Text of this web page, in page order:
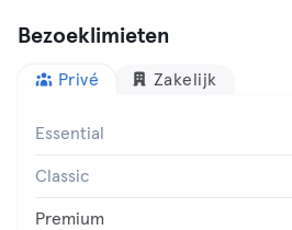
Bezoeklimieten
Privé Zakelijk
Essential
Classic
Premium